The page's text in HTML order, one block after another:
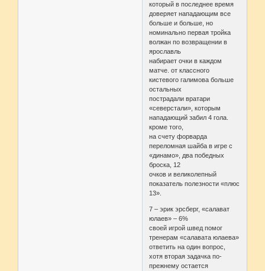
который в последнее время
доверяет нападающим все
больше и больше, но
номинально первая тройка
волжан по возвращении в
ярославль
набирает очки в каждом
матче. от классного
кистевого галимова больше
остальных
пострадали вратари
«северстали», которым
нападающий забил 4 гола.
кроме того,
на счету форварда
переломная шайба в игре с
«динамо», два победных
броска, 12
очков и великолепный
показатель полезности «плюс
13».
7 – эрик эрсберг, «салават
юлаев» – 6%
своей игрой швед помог
тренерам «салавата юлаева»
ответить на один вопрос,
хотя вторая задачка по-
прежнему остается